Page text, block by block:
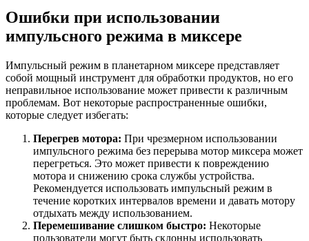
Ошибки при использовании
импульсного режима в миксере
Импульсный режим в планетарном миксере представляет
собой мощный инструмент для обработки продуктов, но его
неправильное использование может привести к различным
проблемам. Вот некоторые распространенные ошибки,
которые следует избегать:
Перегрев мотора: При чрезмерном использовании
импульсного режима без перерыва мотор миксера может
перегреться. Это может привести к повреждению
мотора и снижению срока службы устройства.
Рекомендуется использовать импульсный режим в
течение коротких интервалов времени и давать мотору
отдыхать между использованием.
Перемешивание слишком быстро: Некоторые
пользователи могут быть склонны использовать